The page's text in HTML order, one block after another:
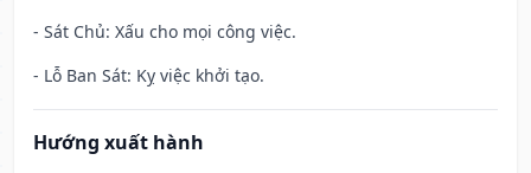
- Sát Chủ: Xấu cho mọi công việc.
- Lỗ Ban Sát: Kỵ việc khởi tạo.
Hướng xuất hành